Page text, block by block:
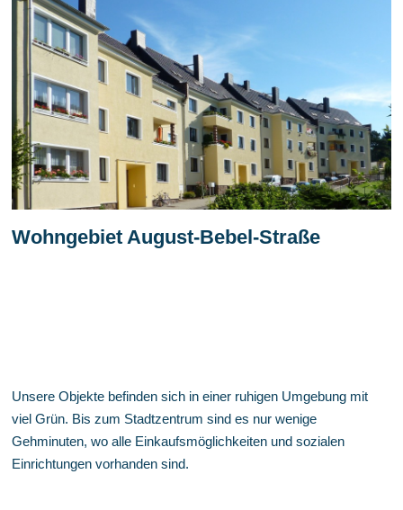
Wohngebiet August-Bebel-Straße
Unsere Objekte befinden sich in einer ruhigen Umgebung mit
viel Grün. Bis zum Stadtzentrum sind es nur wenige
Gehminuten, wo alle Einkaufsmöglichkeiten und sozialen
Einrichtungen vorhanden sind.